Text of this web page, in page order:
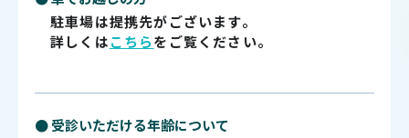
駐車場は提携先がございます。
詳しくはこちらをご覧ください。
● 受診いただける年齢について